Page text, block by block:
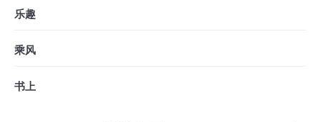
乐趣
乘风
书上